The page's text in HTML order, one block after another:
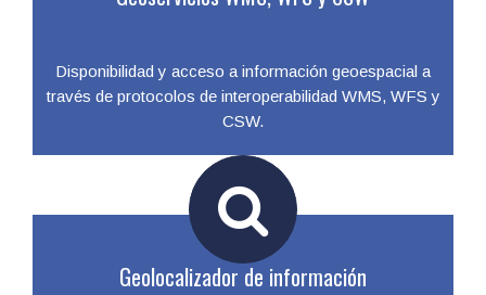
Disponibilidad y acceso a información geoespacial a
través de protocolos de interoperabilidad WMS, WFS y
CSW.
Geolocalizador de información